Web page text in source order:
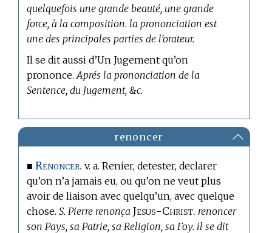
quelquefois une grande beauté, une grande
force, à la composition. la prononciation est
une des principales parties de l’orateur.
Il se dit aussi d’Un Jugement qu’on
prononce.Aprés la prononciation de la
Sentence, du Jugement, &c.
renoncer
■Renoncer. v. a. Renier, detester, declarer
qu’on n’a jamais eu, ou qu’on ne veut plus
avoir de liaison avec quelqu’un, avec quelque
chose.S. Pierre renonça Jesus-Christ. renoncer
son Pays, sa Patrie, sa Religion, sa Foy. il se dit